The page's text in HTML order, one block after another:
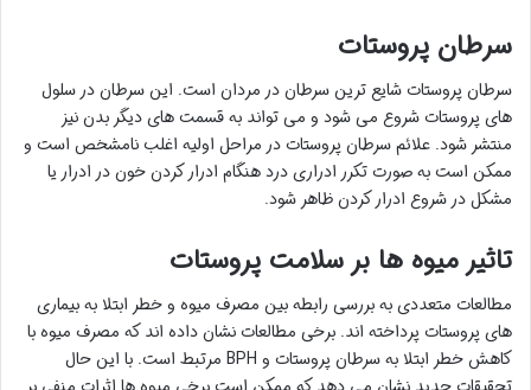
سرطان پروستات
سرطان پروستات شایع ترین سرطان در مردان است. این سرطان در سلول
های پروستات شروع می شود و می تواند به قسمت های دیگر بدن نیز
منتشر شود. علائم سرطان پروستات در مراحل اولیه اغلب نامشخص است و
ممکن است به صورت تکرر ادراری درد هنگام ادرار کردن خون در ادرار یا
مشکل در شروع ادرار کردن ظاهر شود.
تاثیر میوه ها بر سلامت پروستات
مطالعات متعددی به بررسی رابطه بین مصرف میوه و خطر ابتلا به بیماری
های پروستات پرداخته اند. برخی مطالعات نشان داده اند که مصرف میوه با
کاهش خطر ابتلا به سرطان پروستات و BPH مرتبط است. با این حال